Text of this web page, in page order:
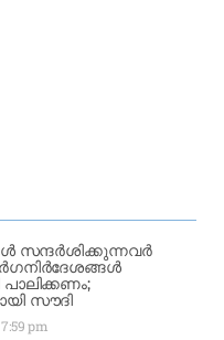
സന്ദർശിക്കുന്നവർ
സൗദി
7:59 pm